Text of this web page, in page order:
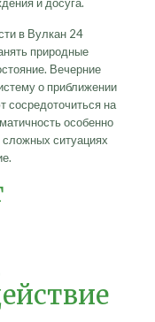
в Вулкан 24
природные
Вечерние
о приближении
сосредоточиться на
особенно
ситуациях